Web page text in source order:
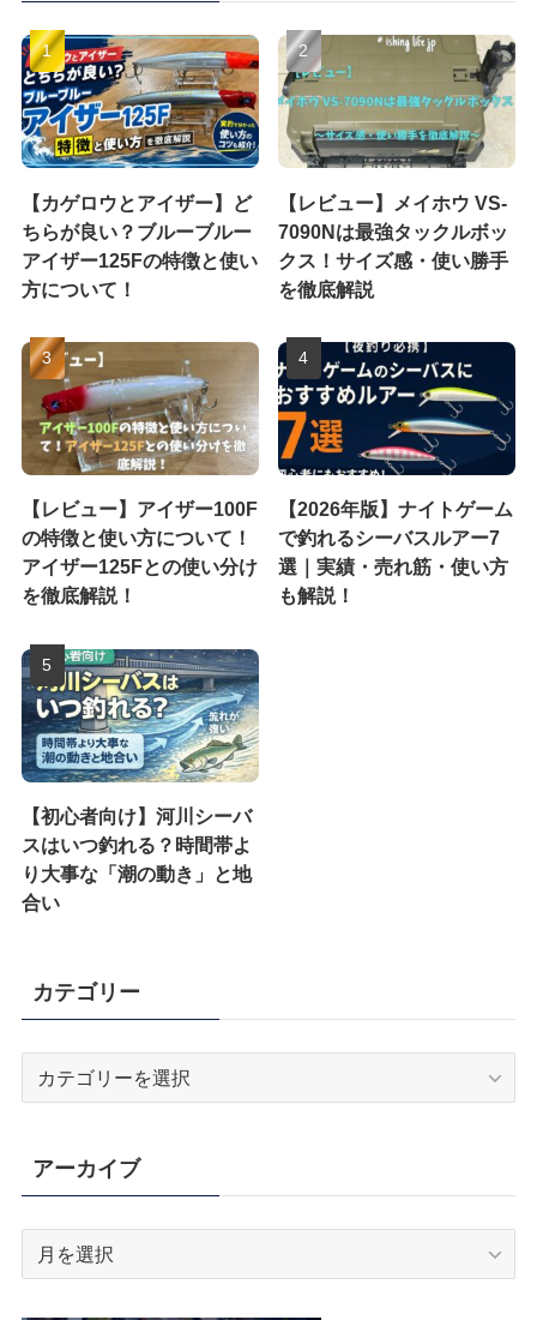
【カゲロウとアイザー】ど
ちらが良い？ブルーブルー
アイザー125Fの特徴と使い
方について！
【レビュー】メイホウ VS-
7090Nは最強タックルボッ
クス！サイズ感・使い勝手
を徹底解説
【レビュー】アイザー100F
の特徴と使い方について！
アイザー125Fとの使い分け
を徹底解説！
【2026年版】ナイトゲーム
で釣れるシーバスルアー7
選｜実績・売れ筋・使い方
も解説！
【初心者向け】河川シーバ
スはいつ釣れる？時間帯よ
り大事な「潮の動き」と地
合い
カテゴリー
リ
ー
アーカイブ